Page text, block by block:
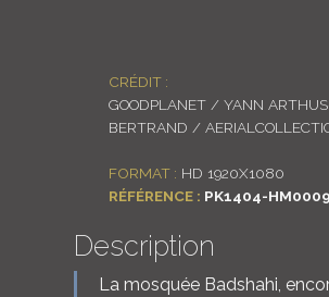
CRÉDIT :
GOODPLANET / YANN
BERTRAND /
FORMAT : HD 1920X1080
RÉFÉRENCE : PK1404-
Description
La mosquée Badshahi,